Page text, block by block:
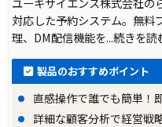
対応した予約システム。無料
理、DM配信機能を...続きを読
製品のおすすめポイント
直感操作で誰でも簡単！
詳細な顧客分析で経営戦